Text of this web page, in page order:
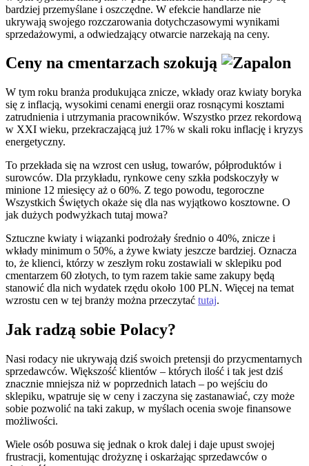
bardziej przemyślane i oszczędne. W efekcie handlarze nie
ukrywają swojego rozczarowania dotychczasowymi wynikami
sprzedażowymi, a odwiedzający otwarcie narzekają na ceny.
Ceny na cmentarzach szokują
W tym roku branża produkująca znicze, wkłady oraz kwiaty boryka
się z inflacją, wysokimi cenami energii oraz rosnącymi kosztami
zatrudnienia i utrzymania pracowników. Wszystko przez rekordową
w XXI wieku, przekraczającą już 17% w skali roku inflację i kryzys
energetyczny.
To przekłada się na wzrost cen usług, towarów, półproduktów i
surowców. Dla przykładu, rynkowe ceny szkła podskoczyły w
minione 12 miesięcy aż o 60%. Z tego powodu, tegoroczne
Wszystkich Świętych okaże się dla nas wyjątkowo kosztowne. O
jak dużych podwyżkach tutaj mowa?
Sztuczne kwiaty i wiązanki podrożały średnio o 40%, znicze i
wkłady minimum o 50%, a żywe kwiaty jeszcze bardziej. Oznacza
to, że klienci, którzy w zeszłym roku zostawiali w sklepiku pod
cmentarzem 60 złotych, to tym razem takie same zakupy będą
stanowić dla nich wydatek rzędu około 100 PLN. Więcej na temat
wzrostu cen w tej branży można przeczytać tutaj.
Jak radzą sobie Polacy?
Nasi rodacy nie ukrywają dziś swoich pretensji do przycmentarnych
sprzedawców. Większość klientów – których ilość i tak jest dziś
znacznie mniejsza niż w poprzednich latach – po wejściu do
sklepiku, wpatruje się w ceny i zaczyna się zastanawiać, czy może
sobie pozwolić na taki zakup, w myślach ocenia swoje finansowe
możliwości.
Wiele osób posuwa się jednak o krok dalej i daje upust swojej
frustracji, komentując drożyznę i oskarżając sprzedawców o